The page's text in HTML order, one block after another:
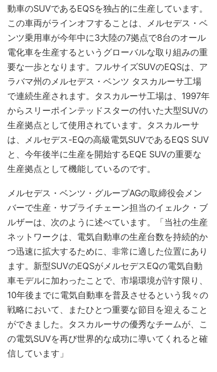
動車のSUVであるEQSを独占的に生産しています。
この車両がラインオフすることは、メルセデス・ベ
ンツ乗用車が今年中に3大陸の7拠点で8台のオール
電化車を生産するというグローバルな取り組みの重
要な一歩となります。フルサイズSUVのEQSは、ア
ラバマ州のメルセデス・ベンツ タスカルーサ工場
で連続生産されます。タスカルーサ工場は、1997年
からスリーポインテッドスターの付いた大型SUVの
生産拠点として使用されています。タスカルーサ
は、メルセデス-EQの高級電気SUVであるEQS SUV
と、今年後半に生産を開始するEQE SUVの重要な
生産拠点として機能しているのです。
メルセデス・ベンツ・グループAGの取締役会メン
バーで生産・サプライチェーン担当のイェルク・ブ
ルザーは、次のように述べています。「当社の生産
ネットワークは、電気自動車の生産台数を持続的か
つ迅速に拡大するために、非常に適した位置にあり
ます。新型SUVのEQSがメルセデスEQの電気自動
車モデルに加わったことで、市場環境が許す限り、
10年後までに電気自動車を普及させるという我々の
戦略において、またひとつ重要な節目を迎えること
ができました。タスカルーサの優秀なチームが、こ
の電気SUVを再び世界的な成功に導いてくれると確
信しています」